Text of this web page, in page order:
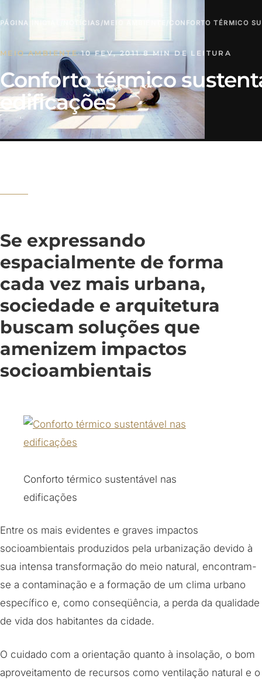
PÁGINA INICIAL NOTÍCIAS / MEIO AMBIENTE / CONFORTO TÉRMICO
MEIO AMBIENTE·10 FEV, 2011·8 MIN DE LEITURA
Conforto térmico
edificações
Se expressando
espacialmente de forma
cada vez mais urbana,
sociedade e arquitetura
buscam soluções que
amenizem impactos
socioambientais
Conforto térmico sustentável nas
edificações
Entre os mais evidentes e graves impactos
socioambientais produzidos pela urbanização devido à
sua intensa transformação do meio natural, encontram-
se a contaminação e a formação de um clima urbano
específico e, como conseqüência, a perda da qualidade
de vida dos habitantes da cidade.
O cuidado com a orientação quanto à insolação, o bom
aproveitamento de recursos como ventilação natural e o